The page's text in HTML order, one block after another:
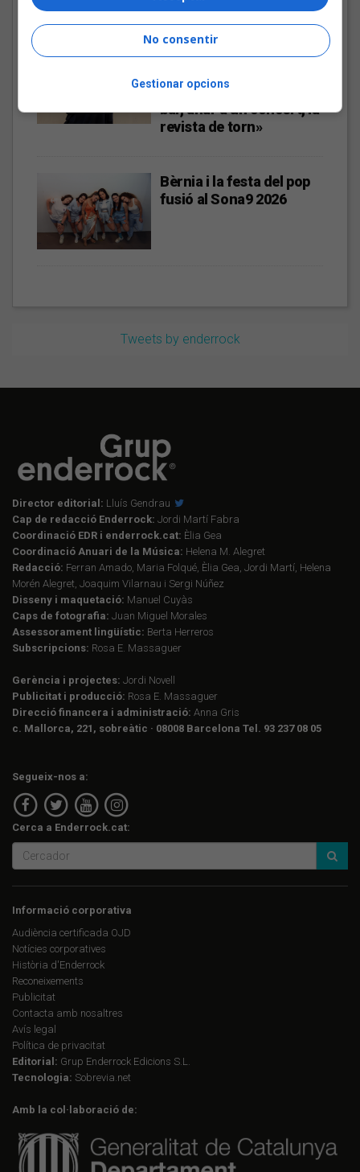
Joana Gomila:
amics, entrar dins un
bar, anar a un concert, la
revista de torn»
Bèrnia i la festa del pop
fusió al Sona9 2026
Tweets by enderrock
Director editorial: Lluís Gendrau
Cap de redacció Enderrock: Jordi Martí Fabra
Coordinació EDR i enderrock.cat: Èlia Gea
Coordinació Anuari de la Música: Helena M. Alegret
Redacció: Ferran Amado, Maria Folqué, Èlia Gea, Jordi Martí, Helena
Morén Alegret, Joaquim Vilarnau i Sergi Núñez
Disseny i maquetació: Manuel Cuyàs
Caps de fotografia: Juan Miguel Morales
Assessorament lingüístic: Berta Herreros
Subscripcions: Rosa E. Massaguer
Gerència i projectes: Jordi Novell
Publicitat i producció: Rosa E. Massaguer
Direcció financera i administració: Anna Gris
c. Mallorca, 221, sobreàtic · 08008 Barcelona Tel. 93 237 08 05
Segueix-nos a:
Cerca a Enderrock.cat:
Informació corporativa
Audiència certificada OJD
Notícies corporatives
Història d'Enderrock
Reconeixements
Publicitat
Contacta amb nosaltres
Avís legal
Política de privacitat
Editorial: Grup Enderrock Edicions S.L.
Tecnologia: Sobrevia.net
Amb la col·laboració de:
No consentir
Gestionar opcions